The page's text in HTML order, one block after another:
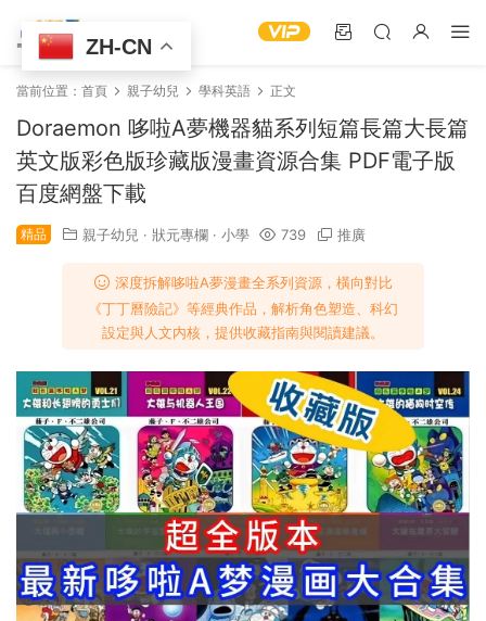
當前位置： 首頁 親子幼兒 學科英語 正文
Doraemon 哆啦A夢機器貓系列短篇長篇大長篇
英文版彩色版珍藏版漫畫資源合集 PDF電子版
百度網盤下載
精品 親子幼兒 · 狀元專欄 · 小學 739 推廣
深度拆解哆啦A夢漫畫全系列資源，橫向對比
《丁丁曆險記》等經典作品，解析角色塑造、科幻
設定與人文内核，提供收藏指南與閱讀建議。
ZH-CN